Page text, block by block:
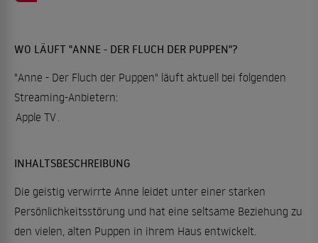
WO LÄUFT "ANNE - DER FLUCH DER PUPPEN"?
"Anne - Der Fluch der Puppen" läuft aktuell bei folgenden
Streaming-Anbietern:
Apple TV.
INHALTSBESCHREIBUNG
Die geistig verwirrte Anne leidet unter einer starken
Persönlichkeitsstörung und hat eine seltsame Beziehung zu
den vielen, alten Puppen in ihrem Haus entwickelt.